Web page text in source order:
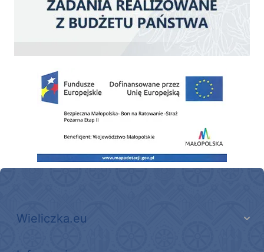
Zakup fabrycznie nowego, średniego samochodu ratowniczo-gaśniczego z
Wieliczka.eu